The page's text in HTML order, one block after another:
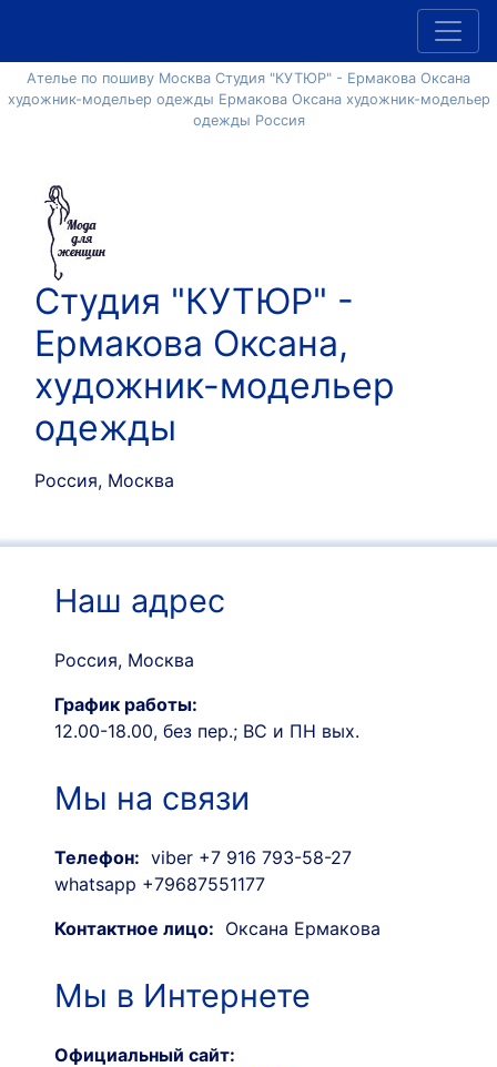
Ателье по пошиву Москва Студия "КУТЮР" - Ермакова Оксана
художник-модельер одежды Ермакова Оксана художник-модельер
одежды Россия
Студия "КУТЮР" -
Ермакова Оксана,
художник-модельер
одежды
Россия, Москва
Наш адрес
Россия, Москва
График работы:
12.00-18.00, без пер.; ВС и ПН вых.
Мы на связи
Телефон: viber +7 916 793-58-27
whatsapp +79687551177
Контактное лицо: Оксана Ермакова
Мы в Интернете
Официальный сайт: